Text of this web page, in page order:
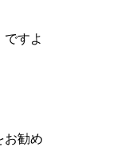
ですよ
お勧め